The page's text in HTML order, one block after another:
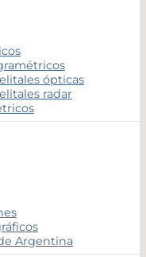
ópticas
radar
Argentina